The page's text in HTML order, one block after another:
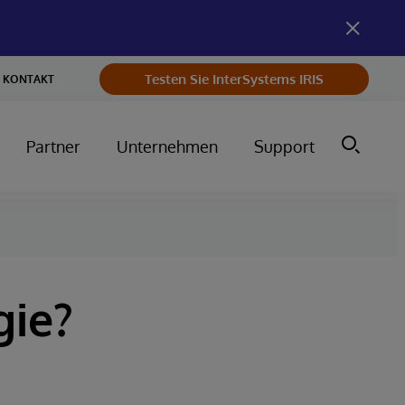
KONTAKT Testen Sie InterSystems IRIS
Partner Unternehmen Support